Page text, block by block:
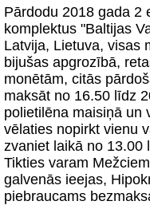
Pārdodu 2018 gada 2
komplektus "Baltijas
Latvija, Lietuva, visas
bijušas apgrozībā,
monētām, citās
maksāt no 16.50 līdz
polietilēna maisiņā un
vēlaties nopirkt vienu
zvaniet laikā no 13.00
Tikties varam
galvenās ieejas,
piebraucams